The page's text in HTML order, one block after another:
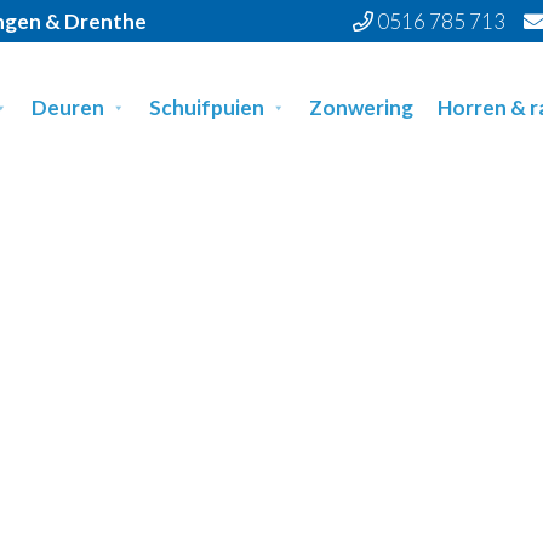
& Drenthe 0516 785 713
Deuren Schuifpuien Zonwering Horren &